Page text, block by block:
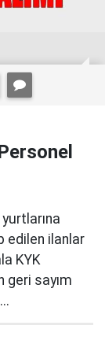
edilen ilanlar
KYK
geri sayım